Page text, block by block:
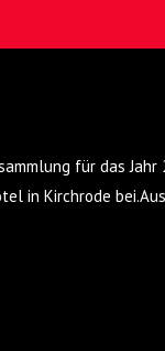
für das
in Kirchrode